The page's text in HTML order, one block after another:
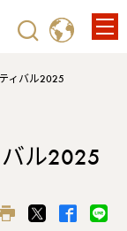
ィバル2025
ル2025